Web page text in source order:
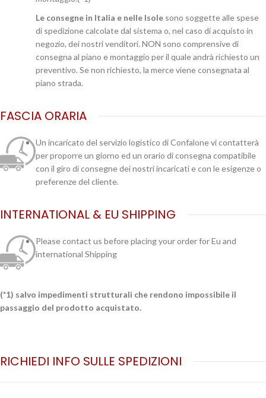
Le consegne in Italia e nelle Isole sono soggette alle spese
di spedizione calcolate dal sistema o, nel caso di acquisto in
negozio, dei nostri venditori. NON sono comprensive di
consegna al piano e montaggio per il quale andrà richiesto un
preventivo. Se non richiesto, la merce viene consegnata al
piano strada.
FASCIA ORARIA
Un incaricato del servizio logistico di Confalone vi contatterà
per proporre un giorno ed un orario di consegna compatibile
con il giro di consegne dei nostri incaricati e con le esigenze o
preferenze del cliente.
INTERNATIONAL & EU SHIPPING
Please contact us before placing your order for Eu and
international Shipping
(*1) salvo impedimenti strutturali che rendono impossibile il
passaggio del prodotto acquistato.
RICHIEDI INFO SULLE SPEDIZIONI